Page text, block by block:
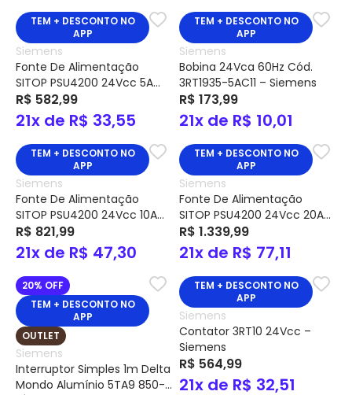
TEM + DESCONTO NO
APP
Siemens
Fonte De Alimentação
SITOP PSU4200 24Vcc 5A
Cód. 6EP3333-3SB00-0AX0 –
Siemens
R$ 582,99
21x de R$ 33,55
TEM + DESCONTO NO
APP
Siemens
Bobina 24Vca 60Hz Cód.
3RT1935-5AC11 – Siemens
R$ 173,99
21x de R$ 10,01
TEM + DESCONTO NO
APP
Siemens
Fonte De Alimentação
SITOP PSU4200 24Vcc 10A
Cód. 6EP3334-3SB00-0AX0
– Siemens
R$ 821,99
21x de R$ 47,30
TEM + DESCONTO NO
APP
Siemens
Fonte De Alimentação
SITOP PSU4200 24Vcc 20A
Cód. 6EP3336-3SB00-0AX0 –
Siemens
R$ 1.339,99
21x de R$ 77,11
20% OFF
TEM + DESCONTO NO
APP
OUTLET
Siemens
Interruptor Simples 1m Delta
Mondo Alumínio 5TA9 850-
TEM + DESCONTO NO
APP
Siemens
Contator 3RT10 24Vcc –
Siemens
R$ 564,99
21x de R$ 32,51